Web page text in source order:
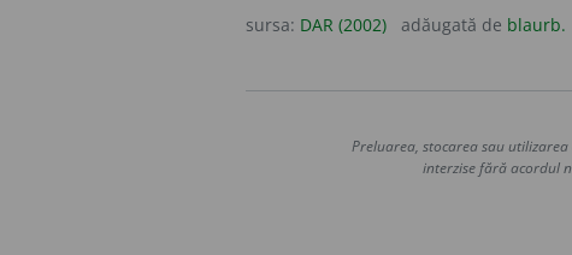
sursa: DAR (2002) adăugată de blaurb.
Preluarea, stocarea sau
interzise fără acordul